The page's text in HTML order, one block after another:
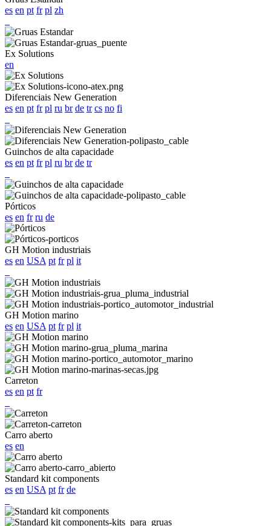
es en pt fr pl zh
Ex Solutions
en
Diferenciais New Generation
es en pt fr pl ru br de tr cs no fi
Guinchos de alta capacidade
es en pt fr pl ru br de tr
Pórticos
es en fr ru de
GH Motion industriais
es en USA pt fr pl it
GH Motion marino
es en USA pt fr pl it
Carreton
es en pt fr
Carro aberto
es en
Standard kit components
es en USA pt fr de